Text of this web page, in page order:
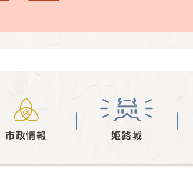
市政情報 姫路城